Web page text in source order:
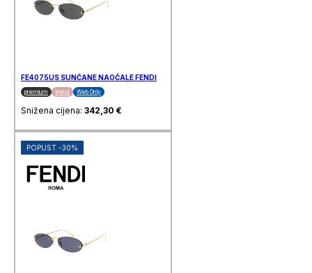
FE4075US SUNČANE NAOČALE FENDI
premium trend Web Only
Snižena cijena: 342,30 €
POPUST -30%